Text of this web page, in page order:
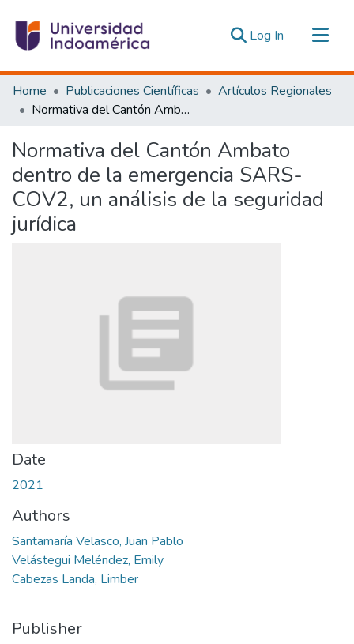
Log In (current)
Communities & Collections
All of DSpace
Estadísticas Externas
Home Publicaciones Científicas
Artículos Regionales
Normativa del Cantón Ambato dentro de la emergencia SARS-COV2, un análisis de la seguridad jurídica
Normativa del Cantón Ambato
dentro de la emergencia SARS-
COV2, un análisis de la seguridad
jurídica
Date
2021
Authors
Santamaría Velasco, Juan Pablo
Velástegui Meléndez, Emily
Cabezas Landa, Limber
Publisher